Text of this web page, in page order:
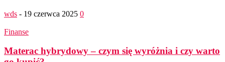
wds - 19 czerwca 2025 0
Finanse
Materac hybrydowy – czym się wyróżnia i czy warto